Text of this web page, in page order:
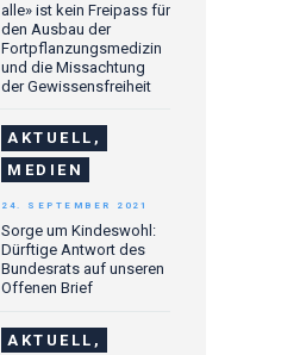
alle» ist kein Freipass für
den Ausbau der
Fortpflanzungsmedizin
und die Missachtung
der Gewissensfreiheit
AKTUELL,
MEDIEN
Sorge um Kindeswohl:
Dürftige Antwort des
Bundesrats auf unseren
Offenen Brief
24. SEPTEMBER 2021
AKTUELL,